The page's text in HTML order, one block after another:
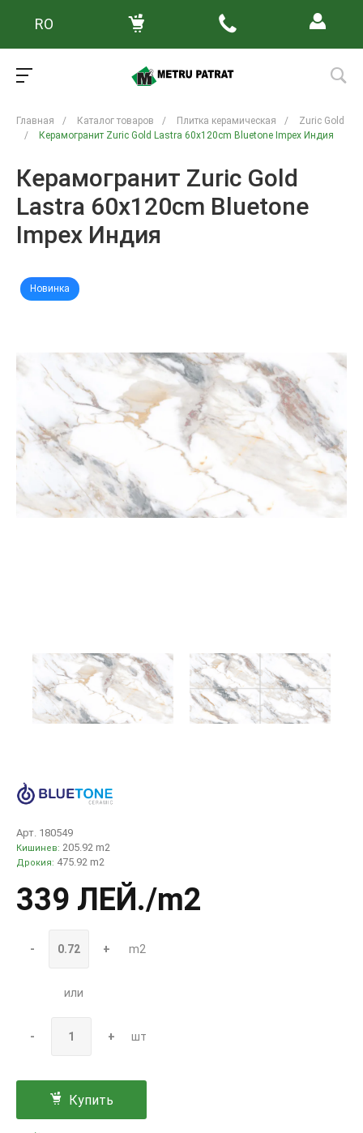
RO
Главная / Каталог товаров / Плитка керамическая /
Zuric Gold
/
Керамогранит Zuric Gold Lastra 60x120cm Bluetone Impex Индия
Керамогранит Zuric Gold
Lastra 60x120cm Bluetone
Impex Индия
Новинка
Арт. 180549
Кишинев: 205.92 m2
Дрокия: 475.92 m2
339 ЛЕЙ./m2
- + m2
или
- + шт
Купить